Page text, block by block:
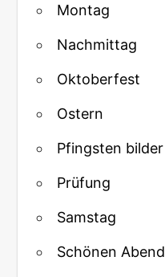
Montag
Nachmittag
Oktoberfest
Ostern
Pfingsten bilder
Prüfung
Samstag
Schönen Abend